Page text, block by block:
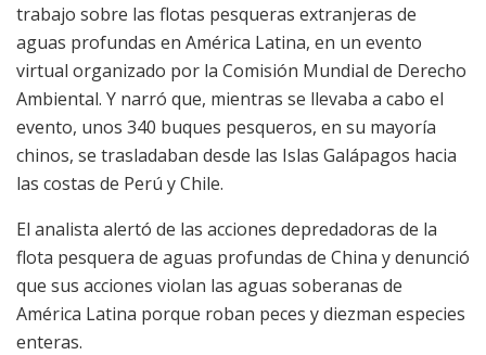
trabajo sobre las flotas pesqueras extranjeras de
aguas profundas en América Latina, en un evento
virtual organizado por la Comisión Mundial de Derecho
Ambiental. Y narró que, mientras se llevaba a cabo el
evento, unos 340 buques pesqueros, en su mayoría
chinos, se trasladaban desde las Islas Galápagos hacia
las costas de Perú y Chile.
El analista alertó de las acciones depredadoras de la
flota pesquera de aguas profundas de China y denunció
que sus acciones violan las aguas soberanas de
América Latina porque roban peces y diezman especies
enteras.